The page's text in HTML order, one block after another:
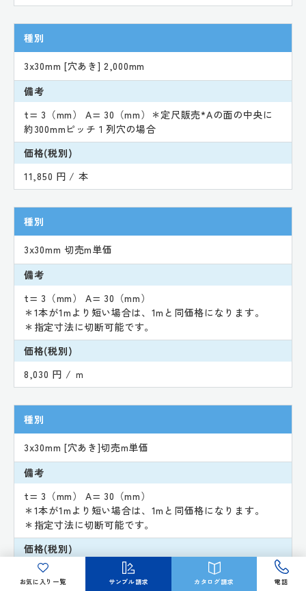
お気に入り一覧 サンプル請求 カタログ請求 電話
種別
3x30mm [穴あき] 2,000mm
備考
t= 3（mm） A= 30（mm）＊定尺販売*Aの面の中央に
約300mmピッチ１列穴の場合
価格(税別)
11,850 円 / 本
種別
3x30mm 切売m単価
備考
t= 3（mm） A= 30（mm）
＊1本が1mより短い場合は、1mと同価格になります。
＊指定寸法に切断可能です。
価格(税別)
8,030 円 / ｍ
種別
3x30mm [穴あき]切売m単価
備考
t= 3（mm） A= 30（mm）
＊1本が1mより短い場合は、1mと同価格になります。
＊指定寸法に切断可能です。
価格(税別)
8,930 円 / ｍ